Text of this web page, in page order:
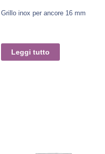
Grillo inox per ancore 16 mm
Leggi tutto